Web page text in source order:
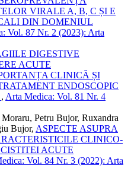
VIRALE A, B, C ȘI E
DIN DOMENIUL
Vol. 87 Nr. 2 (2023): Arta
DIGESTIVE
ACUTE
CLINICĂ ȘI
ENDOSCOPIC
, Arta Medica: Vol. 81 Nr. 4
Petru Bujor, Ruxandra
Bujor, ASPECTE ASUPRA
CLINICO-
ACUTE
Vol. 84 Nr. 3 (2022): Arta